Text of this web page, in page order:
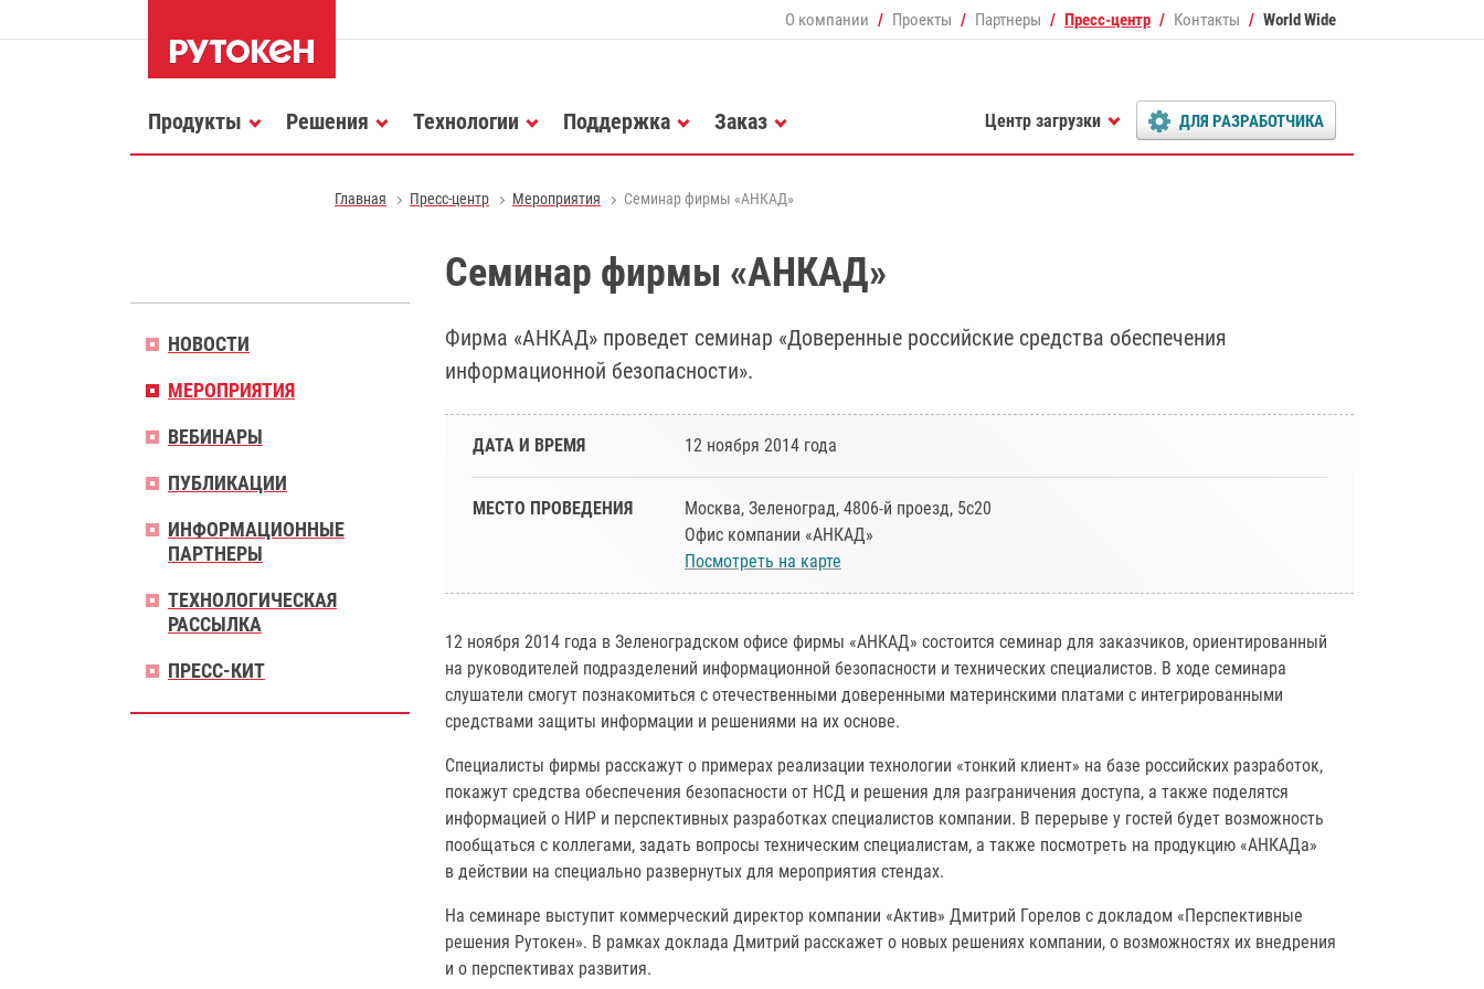
О компании Проекты Партнеры Пресс-центр Контакты World Wide
Продукты Решения Технологии Поддержка Заказ Центр загрузки ДЛЯ РАЗРАБОТЧИКА
Главная Пресс-центр Мероприятия Семинар фирмы «АНКАД»
Семинар фирмы «АНКАД»
Фирма «АНКАД» проведет семинар «Доверенные российские средства обеспечения
информационной безопасности».
ДАТА И ВРЕМЯ 12 ноября 2014 года
МЕСТО ПРОВЕДЕНИЯ
Москва, Зеленоград, 4806-й проезд, 5с20
Офис компании «АНКАД»
Посмотреть на карте
12 ноября 2014 года в Зеленоградском офисе фирмы «АНКАД» состоится семинар для заказчиков, ориентированный
на руководителей подразделений информационной безопасности и технических специалистов. В ходе семинара
слушатели смогут познакомиться с отечественными доверенными материнскими платами с интегрированными
средствами защиты информации и решениями на их основе.
Специалисты фирмы расскажут о примерах реализации технологии «тонкий клиент» на базе российских разработок,
покажут средства обеспечения безопасности от НСД и решения для разграничения доступа, а также поделятся
информацией о НИР и перспективных разработках специалистов компании. В перерыве у гостей будет возможность
пообщаться с коллегами, задать вопросы техническим специалистам, а также посмотреть на продукцию «АНКАДа»
в действии на специально развернутых для мероприятия стендах.
На семинаре выступит коммерческий директор компании «Актив» Дмитрий Горелов с докладом «Перспективные
решения Рутокен». В рамках доклада Дмитрий расскажет о новых решениях компании, о возможностях их внедрения
и о перспективах развития.
НОВОСТИ
МЕРОПРИЯТИЯ
ВЕБИНАРЫ
ПУБЛИКАЦИИ
ИНФОРМАЦИОННЫЕ
ПАРТНЕРЫ
ТЕХНОЛОГИЧЕСКАЯ
РАССЫЛКА
ПРЕСС-КИТ